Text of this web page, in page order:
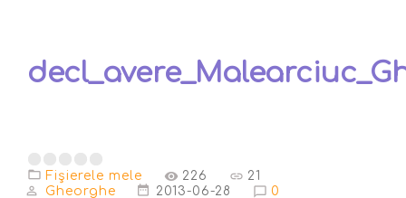
Fişierele mele 226
21
Gheorghe
2013-06-28 0